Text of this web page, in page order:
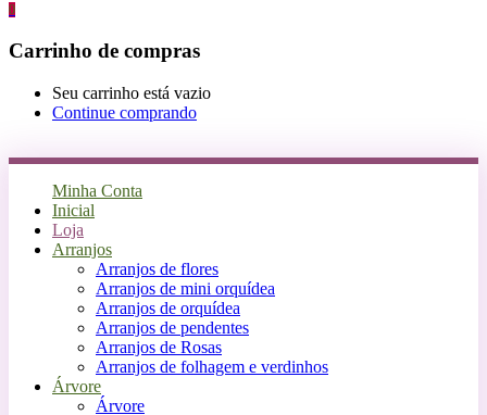
0
Carrinho de compras
Seu carrinho está vazio
Continue comprando
Minha Conta
Inicial
Loja
Arranjos
Arranjos de flores
Arranjos de mini orquídea
Arranjos de orquídea
Arranjos de pendentes
Arranjos de Rosas
Arranjos de folhagem e verdinhos
Árvore
Árvore